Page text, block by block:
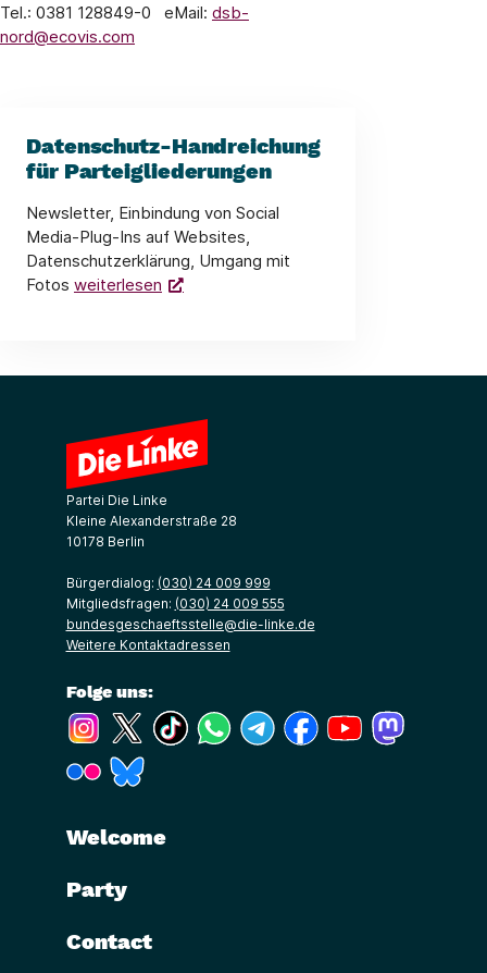
Tel.: 0381 128849-0 eMail: dsb-
nord@ecovis.com
Datenschutz-Handreichung
für Parteigliederungen
Newsletter, Einbindung von Social
Media-Plug-Ins auf Websites,
Datenschutzerklärung, Umgang mit
Fotos weiterlesen
Partei Die Linke
Kleine Alexanderstraße 28
10178 Berlin
Bürgerdialog: (030) 24 009 999
Mitgliedsfragen: (030) 24 009 555
bundesgeschaeftsstelle@die-linke.de
Weitere Kontaktadressen
Folge uns:
(Link öffnet ein neues Fenster)
(Link öffnet ein neues Fenster)
(Link öffnet ein neues Fenster)
(Link öffnet ein neues Fenster)
(Link öffnet ein neues Fenster)
(Link öffnet ein neues
(Link öffnet ein
(Link öffnet ein neues Fenster)
Welcome
Party
Contact